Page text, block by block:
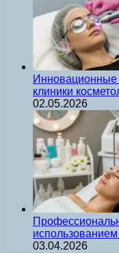
Инновационные
клиники
02.05.2026
03.04.2026